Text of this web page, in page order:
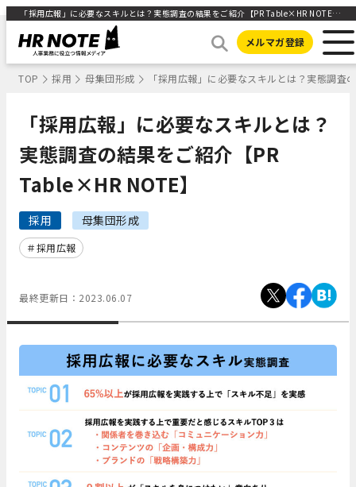
「採用広報」に必要なスキルとは？実態調査の結果をご紹介【PR Table×HR NOTE】 ｜HR NOTE
メルマガ登録
TOP 採用 母集団形成 「採用広報」に必要なスキルとは？実態調
「採用広報」に必要なスキルとは？
実態調査の結果をご紹介【PR
Table×HR NOTE】
採用 母集団形成
採用広報
最終更新日： 2023.06.07